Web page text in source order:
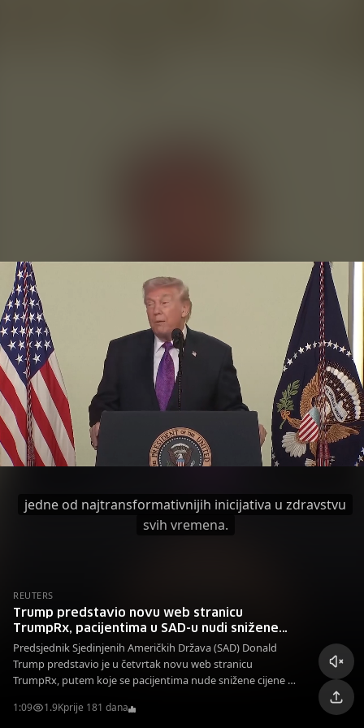
jedne od najtransformativnijih inicijativa u zdravstvu
svih vremena.
REUTERS
Trump predstavio novu web stranicu
TrumpRx, pacijentima u SAD-u nudi snižene
cijene lijekova
Predsjednik Sjedinjenih Američkih Država (SAD) Donald
Trump predstavio je u četvrtak novu web stranicu
TrumpRx, putem koje se pacijentima nude snižene cijene za
1:09 1.9Kprije 181 dana